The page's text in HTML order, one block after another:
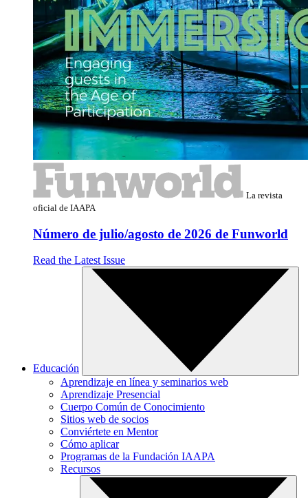
La revista
oficial de IAAPA
Número de julio/agosto de 2026 de Funworld
Read the Latest Issue
Educación
Aprendizaje en línea y seminarios web
Aprendizaje Presencial
Cuerpo Común de Conocimiento
Sitios web de socios
Conviértete en Mentor
Cómo aplicar
Programas de la Fundación IAAPA
Recursos